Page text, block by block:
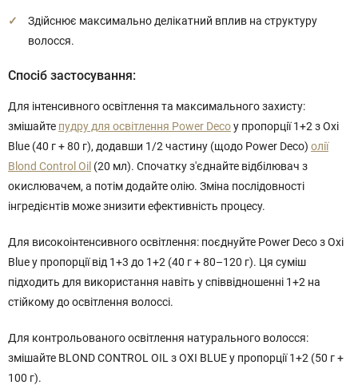
Здійснює максимально делікатний вплив на структуру
волосся.
Спосіб застосування:
Для інтенсивного освітлення та максимального захисту:
змішайте пудру для освітлення Power Decoу пропорції 1+2 з Oxi
Blue (40 г + 80 г), додавши 1/2 частину (щодо Power Deco) олії
Blond Control Oil (20 мл). Спочатку з'єднайте відбілювач з
окислювачем, а потім додайте олію. Зміна послідовності
інгредієнтів може знизити ефективність процесу.
Для високоінтенсивного освітлення: поєднуйте Power Deco з Oxi
Blue у пропорції від 1+3 до 1+2 (40 г + 80–120 г). Ця суміш
підходить для використання навіть у співвідношенні 1+2 на
стійкому до освітлення волоссі.
Для контрольованого освітлення натурального волосся:
змішайте BLOND CONTROL OIL з OXI BLUE у пропорції 1+2 (50 г +
100 г).